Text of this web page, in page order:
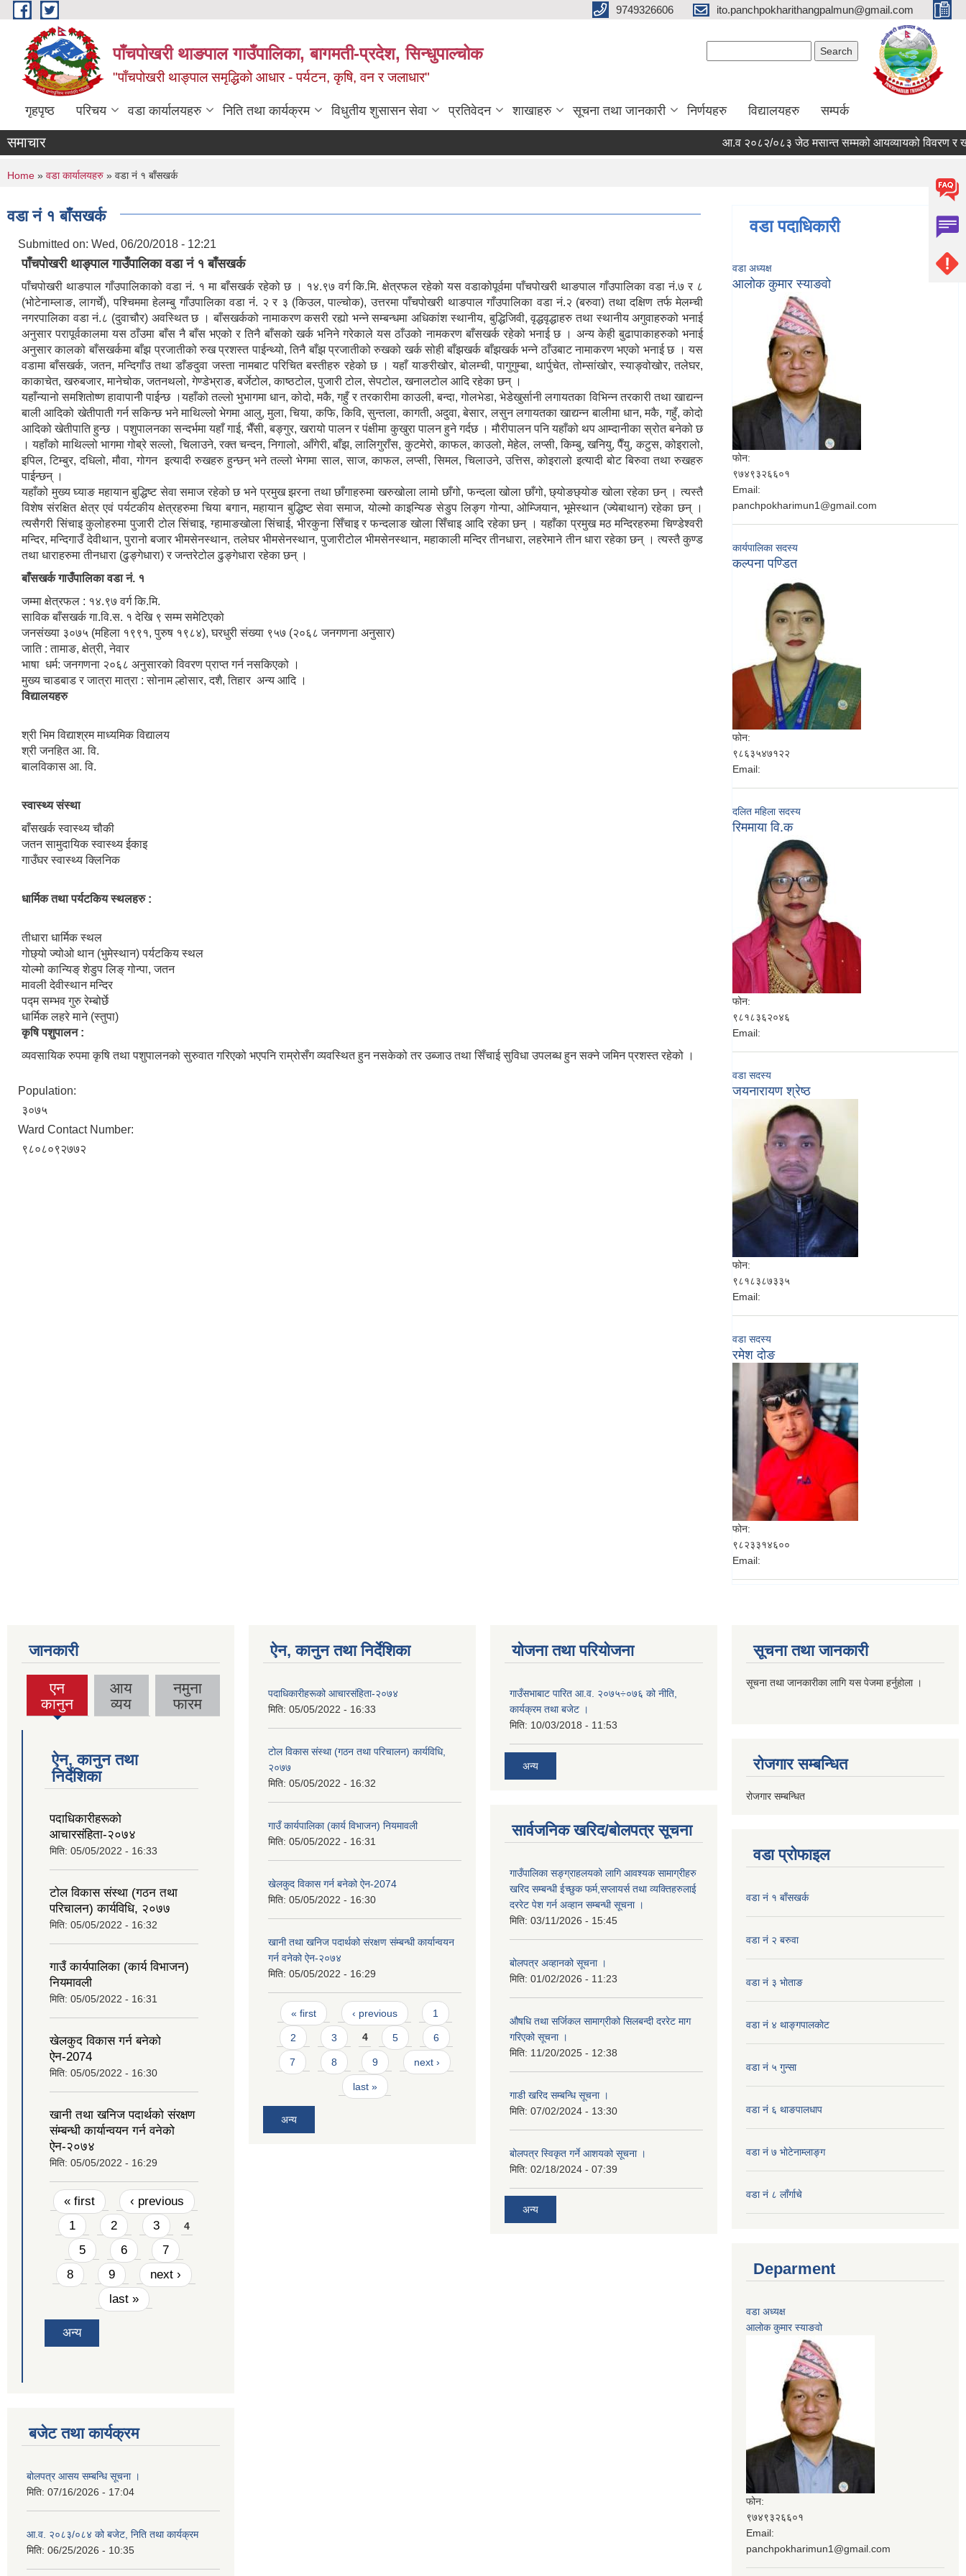
Skip to main content 9749326606 ito.panchpokharithangpalmun@gmail.com
पाँचपोखरी थाङपाल गाउँपालिका, बागमती-प्रदेश, सिन्धुपाल्चोक
"पाँचपोखरी थाङ्पाल समृद्धिको आधार - पर्यटन, कृषि, वन र जलाधार"
गृहपृष्ठ परिचय वडा कार्यालयहरु निति तथा कार्यक्रम विधुतीय शुसासन सेवा प्रतिवेदन शाखाहरु सूचना तथा जानकारी निर्णयहरु विद्यालयहरु सम्पर्क
समाचार आ.व २०८२/०८३ जेठ मसान्त सम्मको आयव्यायको विवरण र खर्चको
You are here
Home » वडा कार्यालयहरु » वडा नं १ बाँसखर्क
वडा नं १ बाँसखर्क
Submitted on: Wed, 06/20/2018 - 12:21
पाँचपोखरी थाङ्पाल गाउँपालिका वडा नं १ बाँसखर्क
पाँचपोखरी थाङपाल गाँउपालिकाको वडा नं. १ मा बाँसखर्क रहेको छ । १४.९७ वर्ग कि.मि. क्षेत्रफल रहेको यस वडाकोपूर्वमा पाँचपोखरी थाङपाल गाँउपालिका वडा नं.७ र ८
(भोटेनाम्लाङ, लागर्चे), पश्चिममा हेलम्बु गाँउपालिका वडा नंं. २ र ३ (किउल, पाल्चोक), उत्तरमा पाँचपोखरी थाङपाल गाँउपालिका वडा नं.२ (बरुवा) तथा दक्षिण तर्फ मेलम्ची
नगरपालिका वडा नं.८ (दुवाचौर) अवस्थित छ । बाँसखर्कको नामाकरण कसरी रह्यो भन्ने सम्बन्धमा अधिकांश स्थानीय, बुद्धिजिवी, वृद्धवृद्धाहरु तथा स्थानीय अगुवाहरुको भनाई
अनुसार परापूर्वकालमा यस ठाँउमा बाँस नै बाँस भएको र तिनै बाँसको खर्क भनिने गरेकाले यस ठाँउको नामकरण बाँसखर्क रहेको भनाई छ । अन्य केही बुढापाकाहरुको भनाई
अनुसार कालको बाँसखर्कमा बाँझ प्रजातीको रुख प्रशस्त पाईन्थ्यो, तिनै बाँझ प्रजातीको रुखको खर्क सोही बाँझखर्क बाँझखर्क भन्ने ठाँउबाट नामाकरण भएको भनाई छ । यस
वडामा बाँसखर्क, जतन, मन्दिगाँउ तथा डाँङदुवा जस्ता नामबाट परिचित बस्तीहरु रहेको छ । यहाँ याङरीखोर, बोलम्ची, पागुगुम्बा, थार्पुचेत, तोम्सांखोर, स्याङ्वोखोर, तलेघर,
काकाचेत, खरुबजार, मानेचोक, जतनथलो, गेण्डेभ्राङ, बर्जेटोल, काष्ठटोल, पुजारी टोल, सेपटोल, खनालटोल आदि रहेका छन् ।
यहाँन्यानो समशितोष्ण हावापानीे पाईन्छ ।यहाँको तल्लो भुभागमा धान, कोदो, मकै, गहुँ र तरकारीमा काउली, बन्दा, गोलभेडा, भेडेखुर्सानी लगायतका विभिन्न तरकारी तथा खाद्यन्न
बाली आदिको खेतीपाती गर्न सकिन्छ भने माथिल्लो भेगमा आलु, मुला, चिया, कफि, किवि, सुन्तला, कागती, अदुवा, बेसार, लसुन लगायतका खाद्यन्न बालीमा धान, मकै, गहुँ, कोदो
आदिको खेतीपाति हुन्छ । पशुपालनका सन्दर्भमा यहाँ गाई, भैँसी, बङ्गुर, खरायो पालन र पंक्षीमा कुखुरा पालन हुने गर्दछ । मौरीपालन पनि यहाँको थप आम्दानीका स्रोत बनेको छ
। यहाँको माथिल्लो भागमा गोब्रे सल्लो, चिलाउने, रक्त चन्दन, निगालो, आँगेरी, बाँझ, लालिगुराँस, कुटमेरो, काफल, काउलो, मेहेल, लप्सी, किम्बु, खनियु, पैँयु, कटुस, कोइरालो,
इपिल, टिम्बुर, दधिलो, मौवा, गोगन इत्यादी रुखहरु हुन्छन् भने तल्लो भेगमा साल, साज, काफल, लप्सी, सिमल, चिलाउने, उत्तिस, कोइरालो इत्यादी बोट बिरुवा तथा रुखहरु
पाईन्छन् ।
यहाँको मुख्य घ्याङ महायान बुद्धिष्ट सेवा समाज रहेको छ भने प्रमुख झरना तथा छाँगाहरुमा खरुखोला लामो छाँगो, फन्दला खोला छाँगो, छ्योङछ्योङ खोला रहेका छन् । त्यस्तै
विशेष संरक्षित क्षेत्र एवं पर्यटकीय क्षेत्रहरुमा चिया बगान, महायान बुद्धिष्ट सेवा समाज, योल्मो काइन्यिङ सेडुप लिङ्ग गोन्पा, ओम्जियान, भूमेस्थान (ज्येबाथान) रहेका छन् ।
त्यसैगरी सिंचाइ कुलोहरुमा पुजारी टोल सिंचाइ, ग्हामाङखोला सिंचाई, भीरकुना सिँचाइ र फन्दलाङ खोला सिँचाइ आदि रहेका छन् । यहाँका प्रमुख मठ मन्दिरहरुमा चिण्डेश्वरी
मन्दिर, मन्दिगाउँ देवीथान, पुरानो बजार भीमसेनस्थान, तलेघर भीमसेनस्थान, पुजारीटोल भीमसेनस्थान, महाकाली मन्दिर तीनधारा, लहरेमाने तीन धारा रहेका छन् । त्यस्तै कुण्ड
तथा धाराहरुमा तीनधारा (ढुङ्गेधारा) र जन्तरेटोल ढुङ्गेधारा रहेका छन् ।
बाँसखर्क गाउँपालिका वडा नं. १
जम्मा क्षेत्रफल : १४.९७ वर्ग कि.मि.
साविक बाँसखर्क गा.वि.स. १ देखि ९ सम्म समेटिएको
जनसंख्या ३०७५ (महिला १९९१, पुरुष १९८४), घरधुरी संख्या ९५७ (२०६८ जनगणना अनुसार)
जाति : तामाङ, क्षेत्री, नेवार
भाषा धर्म: जनगणना २०६८ अनुसारको विवरण प्राप्त गर्न नसकिएको ।
मुख्य चाडबाड र जात्रा मात्रा : सोनाम ल्होसार, दशै, तिहार अन्य आदि ।
विद्यालयहरु
श्री भिम विद्याश्रम माध्यमिक विद्यालय
श्री जनहित आ. वि.
बालविकास आ. वि.
स्वास्थ्य संस्था
बाँसखर्क स्वास्थ्य चौकी
जतन सामुदायिक स्वास्थ्य ईकाइ
गाउँघर स्वास्थ्य क्लिनिक
धार्मिक तथा पर्यटकिय स्थलहरु :
तीधारा धार्मिक स्थल
गोछ्यो ज्यो‌ओ थान (भुमेस्थान) पर्यटकिय स्थल
योल्मो कान्यिङ् शेडुप लिङ् गोन्पा, जतन
मावली देवीस्थान मन्दिर
पद्म सम्भव गुरु रेम्बोर्छे
धार्मिक लहरे माने (स्तुपा)
कृषि पशुपालन :
व्यवसायिक रुपमा कृषि तथा पशुपालनको सुरुवात गरिएको भएपनि राम्रोसँग व्यवस्थित हुन नसकेको तर उब्जाउ तथा सिँचाई सुविधा उपलब्ध हुन सक्ने जमिन प्रशस्त रहेको ।
Population:
३०७५
Ward Contact Number:
९८०८०९२७७२
वडा पदाधिकारी
वडा अध्यक्ष
आलोक कुमार स्याङवो
फोन:
९७४९३२६६०१
Email:
panchpokharimun1@gmail.com
कार्यपालिका सदस्य
कल्पना पण्डित
फोन:
९८६३५४७१२२
Email:
दलित महिला सदस्य
रिममाया वि.क
फोन:
९८१८३६२०४६
Email:
वडा सदस्य
जयनारायण श्रेष्ठ
फोन:
९८१८३८७३३५
Email:
वडा सदस्य
रमेश दोङ
फोन:
९८२३३१४६००
Email:
जानकारी
एन
कानुन
(active
tab)
आय
व्यय
नमुना
फारम
ऐन, कानुन तथा
निर्देशिका
पदाधिकारीहरूको
आचारसंहिता-२०७४
मिति: 05/05/2022 - 16:33
टोल विकास संस्था (गठन तथा
परिचालन) कार्यविधि, २०७७
मिति: 05/05/2022 - 16:32
गाउँ कार्यपालिका (कार्य विभाजन)
नियमावली
मिति: 05/05/2022 - 16:31
खेलकुद विकास गर्न बनेको
ऐन-2074
मिति: 05/05/2022 - 16:30
खानी तथा खनिज पदार्थको संरक्षण
संम्बन्धी कार्यान्वयन गर्न वनेको
ऐन-२०७४
मिति: 05/05/2022 - 16:29
Pages
« first
‹ previous
1
2 3 4
5 6
7
8
9
next ›
last »
अन्य
बजेट तथा कार्यक्रम
बोलपत्र आसय सम्बन्धि सूचना ।
मिति: 07/16/2026 - 17:04
आ.व. २०८३/०८४ को बजेट, निति तथा कार्यक्रम
मिति: 06/25/2026 - 10:35
ऐन, कानुन तथा निर्देशिका
पदाधिकारीहरूको आचारसंहिता-२०७४
मिति: 05/05/2022 - 16:33
टोल विकास संस्था (गठन तथा परिचालन) कार्यविधि,
२०७७
मिति: 05/05/2022 - 16:32
गाउँ कार्यपालिका (कार्य विभाजन) नियमावली
मिति: 05/05/2022 - 16:31
खेलकुद विकास गर्न बनेको ऐन-2074
मिति: 05/05/2022 - 16:30
खानी तथा खनिज पदार्थको संरक्षण संम्बन्धी कार्यान्वयन
गर्न वनेको ऐन-२०७४
मिति: 05/05/2022 - 16:29
Pages
« first ‹ previous 1
2 3 4 5 6
7 8 9 next ›
last »
अन्य
योजना तथा परियोजना
गाउँसभाबाट पारित आ.व. २०७५÷०७६ को नीति,
कार्यक्रम तथा बजेट ।
मिति: 10/03/2018 - 11:53
अन्य
सार्वजनिक खरिद/बोलपत्र सूचना
गाउँपालिका सङ्ग्राहलयको लागि आवश्यक सामाग्रीहरु
खरिद सम्बन्धी ईच्छुक फर्म,सप्लायर्स तथा व्यक्तिहरुलाई
दररेट पेश गर्न अव्हान सम्बन्धी सूचना ।
मिति: 03/11/2026 - 15:45
बोलपत्र अव्हानको सूचना ।
मिति: 01/02/2026 - 11:23
औषधि तथा सर्जिकल सामाग्रीको सिलबन्दी दररेट माग
गरिएको सूचना ।
मिति: 11/20/2025 - 12:38
गाडी खरिद सम्बन्धि सूचना ।
मिति: 07/02/2024 - 13:30
बोलपत्र स्विकृत गर्ने आशयको सूचना ।
मिति: 02/18/2024 - 07:39
अन्य
सूचना तथा जानकारी
सूचना तथा जानकारीका लागि यस पेजमा हर्नुहोला ।
रोजगार सम्बन्धित
रोजगार सम्बन्धित
वडा प्रोफाइल
वडा नं १ बाँसखर्क
वडा नं २ बरुवा
वडा नं ३ भाेताङ
वडा नं ४ थाङ्गपालकाेट
वडा नं ५ गुन्सा
वडा नं ६ थाङपालधाप
वडा नं ७ भाेटेनाम्लाङ्ग
वडा नं ८ लाँर्गाचे
Deparment
वडा अध्यक्ष
आलोक कुमार स्याङवो
फोन:
९७४९३२६६०१
Email:
panchpokharimun1@gmail.com